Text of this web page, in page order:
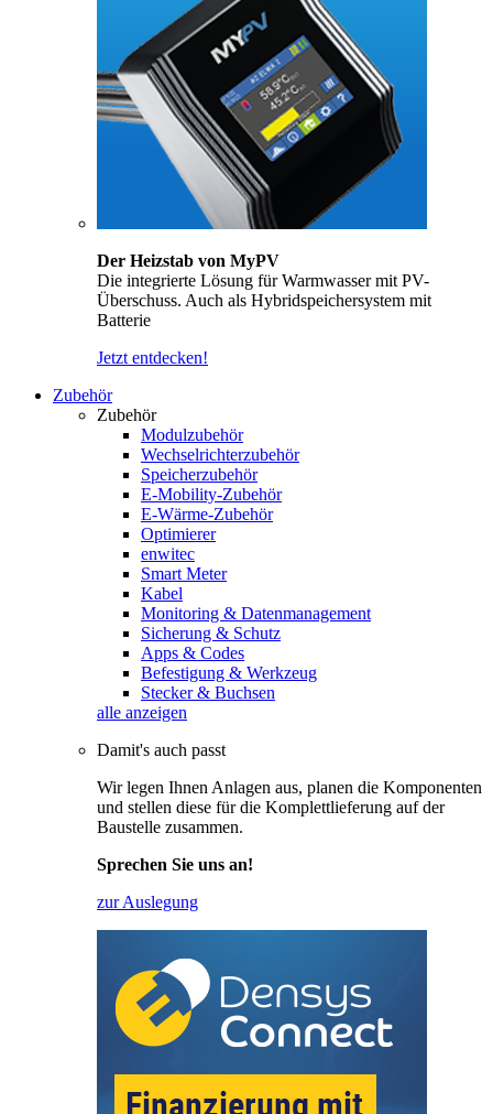
Der Heizstab von MyPV
Die integrierte Lösung für Warmwasser mit PV-
Überschuss. Auch als Hybridspeichersystem mit
Batterie
Jetzt entdecken!
Zubehör
Zubehör
Modulzubehör
Wechselrichterzubehör
Speicherzubehör
E-Mobility-Zubehör
E-Wärme-Zubehör
Optimierer
enwitec
Smart Meter
Kabel
Monitoring & Datenmanagement
Sicherung & Schutz
Apps & Codes
Befestigung & Werkzeug
Stecker & Buchsen
alle anzeigen
Damit's auch passt
Wir legen Ihnen Anlagen aus, planen die Komponenten
und stellen diese für die Komplettlieferung auf der
Baustelle zusammen.
Sprechen Sie uns an!
zur Auslegung